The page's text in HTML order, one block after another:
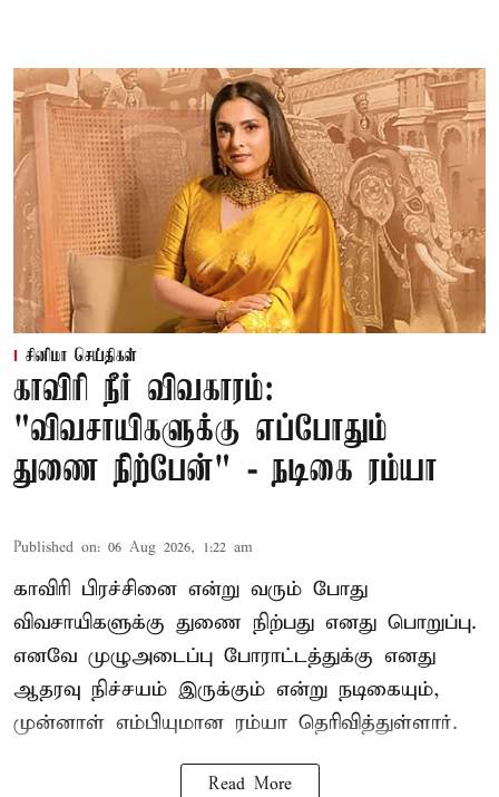
சினிமா செய்திகள்
காவிரி நீர் விவகாரம்:
"விவசாயிகளுக்கு எப்போதும்
துணை நிற்பேன்" - நடிகை ரம்யா
Published on: 06 Aug 2026, 1:22 am
காவிரி பிரச்சினை என்று வரும் போது
விவசாயிகளுக்கு துணை நிற்பது எனது பொறுப்பு.
எனவே முழுஅடைப்பு போராட்டத்துக்கு எனது
ஆதரவு நிச்சயம் இருக்கும் என்று நடிகையும்,
முன்னாள் எம்பியுமான ரம்யா தெரிவித்துள்ளார்.
Read More